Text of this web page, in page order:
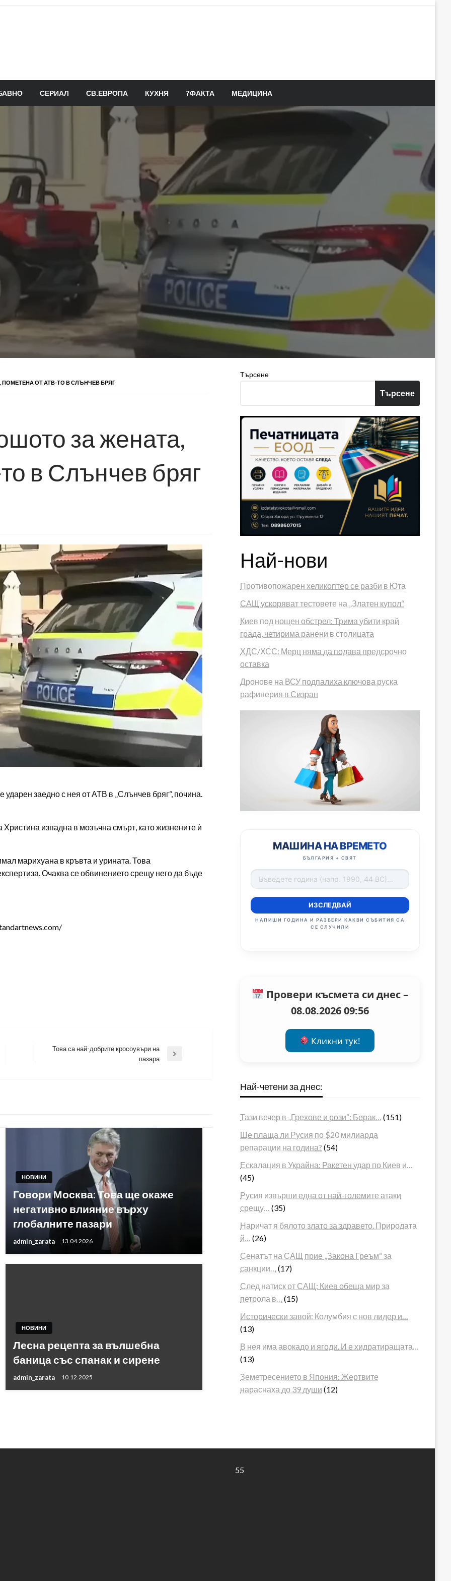
СЕРИАЛ СВ.ЕВРОПА КУХНЯ 7ФАКТА МЕДИЦИНА
ОТ АТВ-ТО В СЛЪНЧЕВ БРЯГ
за жената,
в Слънчев бряг
заедно с нея от АТВ в „Слънчев бряг“, почина.
изпадна в мозъчна смърт, като жизнените ѝ
марихуана в кръвта и урината. Това
Очаква се обвинението срещу него да бъде
Това са най-добрите кросоувъри на
пазара
НОВИНИ
Говори Москва: Това ще окаже
негативно влияние върху
глобалните пазари
admin_zarata 13.04.2026
НОВИНИ
Лесна рецепта за вълшебна
баница със спанак и сирене
admin_zarata 10.12.2025
Търсене
Търсене
Най-нови
Противопожарен хеликоптер се разби в Юта
САЩ ускоряват тестовете на „Златен купол“
Киев под нощен обстрел: Трима убити край
града, четирима ранени в столицата
ХДС/ХСС: Мерц няма да подава предсрочно
оставка
Дронове на ВСУ подпалиха ключова руска
рафинерия в Сизран
МАШИНА НА ВРЕМЕТО
БЪЛГАРИЯ + СВЯТ
ИЗСЛЕДВАЙ
НАПИШИ ГОДИНА И РАЗБЕРИ КАКВИ СЪБИТИЯ СА
СЕ СЛУЧИЛИ
Провери късмета си днес –
08.08.2026 09:56
Кликни тук!
Най-четени за днес:
Тази вечер в „Грехове и рози“: Берак…
(151)
Ще плаща ли Русия по $20 милиарда
репарации на година? (54)
Ескалация в Украйна: Ракетен удар по Киев и…
(45)
Русия извърши една от най-големите атаки
срещу…
(35)
Наричат я бялото злато за здравето. Природата
й…
(26)
Сенатът на САЩ прие „Закона Греъм“ за
санкции…
(17)
След натиск от САЩ: Киев обеща мир за
петрола в…
(15)
Исторически завой: Колумбия с нов лидер и…
(13)
В нея има авокадо и ягоди. И е хидратиращата…
(13)
Земетресението в Япония: Жертвите
нараснаха до 39 души (12)
55